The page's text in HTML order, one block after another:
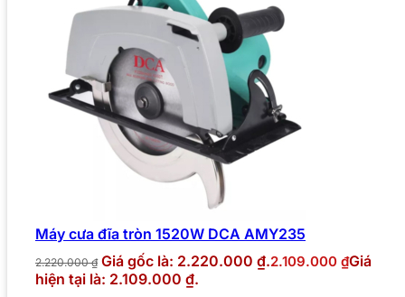
Máy cưa đĩa tròn 1520W DCA AMY235
2.220.000₫ Giá gốc là: 2.220.000 ₫.2.109.000 ₫Giá
hiện tại là: 2.109.000 ₫.